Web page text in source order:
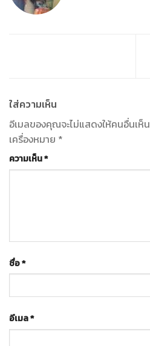
ใส่ความเห็น
อีเมลของคุณจะไม่แสดงให้คนอื่นเห็น
เครื่องหมาย *
ความเห็น*
ชื่อ*
อีเมล*